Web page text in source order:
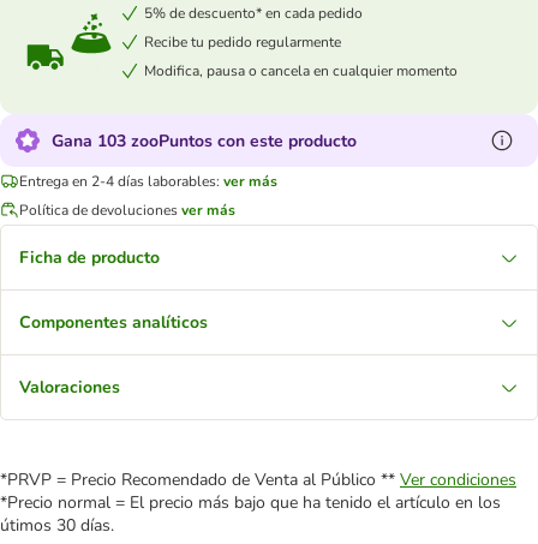
5% de descuento* en cada pedido
Recibe tu pedido regularmente
Modifica, pausa o cancela en cualquier momento
Gana 103 zooPuntos con este producto
Entrega en 2-4 días laborables: ver más
Política de devolucionesver más
Ficha de producto
Componentes analíticos
Valoraciones
*PRVP = Precio Recomendado de Venta al Público ** Ver condiciones
*Precio normal = El precio más bajo que ha tenido el artículo en los
útimos 30 días.